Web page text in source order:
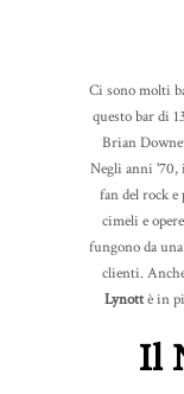
Ci sono molti
questo bar di
Brian
Negli anni '70,
fan del rock
cimeli e
fungono da
clienti.
Lynottè in
Il